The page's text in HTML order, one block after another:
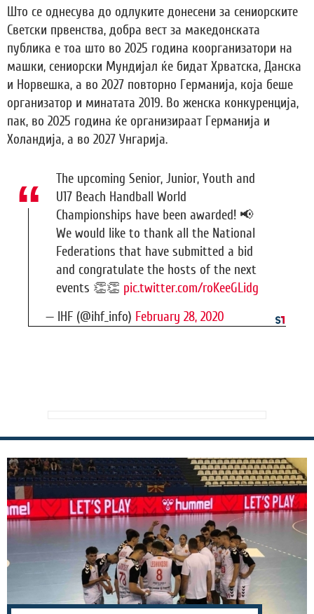
Што се однесува до одлуките донесени за сениорските
Светски првенства, добра вест за македонската
публика е тоа што во 2025 година коорганизатори на
машки, сениорски Мундијал ќе бидат Хрватска, Данска
и Норвешка, а во 2027 повторно Германија, која беше
организатор и минатата 2019. Во женска конкуренција,
пак, во 2025 година ќе организираат Германија и
Холандија, а во 2027 Унгарија.
The upcoming Senior, Junior, Youth and
U17 Beach Handball World
Championships have been awarded! 📢
We would like to thank all the National
Federations that have submitted a bid
and congratulate the hosts of the next
events 👏👏 pic.twitter.com/roKeeGLidg
— IHF (@ihf_info) February 28, 2020